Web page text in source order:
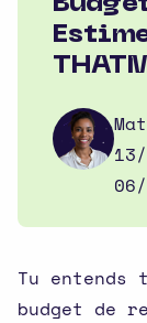
Tu
budget de